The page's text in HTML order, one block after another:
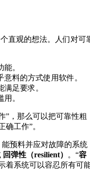
直观的想法。人们对可
。
料的方式使用软件。
足要求。
。
”，那么可以把可靠性粗
确工作”。
能预料并应对故障的系统
回弹性（resilient） 。“容
着系统可以容忍所有可